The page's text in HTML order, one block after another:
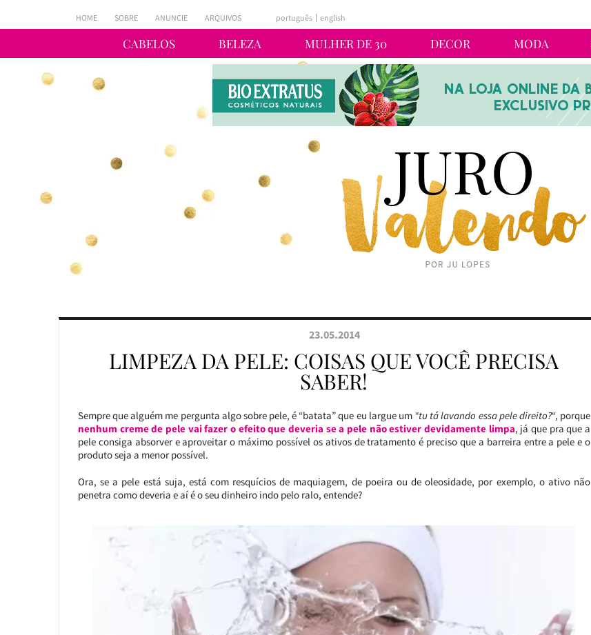
CABELOS BELEZA MULHER DE 30 DECOR MODA
HOME SOBRE ANUNCIE ARQUIVOS português english
23.05.2014
LIMPEZA DA PELE: COISAS QUE VOCÊ PRECISA
SABER!
Sempre que alguém me pergunta algo sobre pele, é “batata” que eu largue um “tu tá lavando essa pele direito?“, porque
nenhum creme de pele vai fazer o efeito que deveria se a pele não estiver devidamente limpa, já que pra que a
pele consiga absorver e aproveitar o máximo possível os ativos de tratamento é preciso que a barreira entre a pele e o
produto seja a menor possível.
Ora, se a pele está suja, está com resquícios de maquiagem, de poeira ou de oleosidade, por exemplo, o ativo não
penetra como deveria e aí é o seu dinheiro indo pelo ralo, entende?